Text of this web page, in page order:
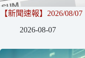
【新聞速報】2026/08/07
2026-08-07